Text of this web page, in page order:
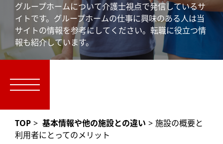
グループホームについて介護士視点で発信しているサ
イトです。グループホームの仕事に興味のある人は当
サイトの情報を参考にしてください。転職に役立つ情
報も紹介しています。
TOP > 基本情報や他の施設との違い > 施設の概要と
利用者にとってのメリット